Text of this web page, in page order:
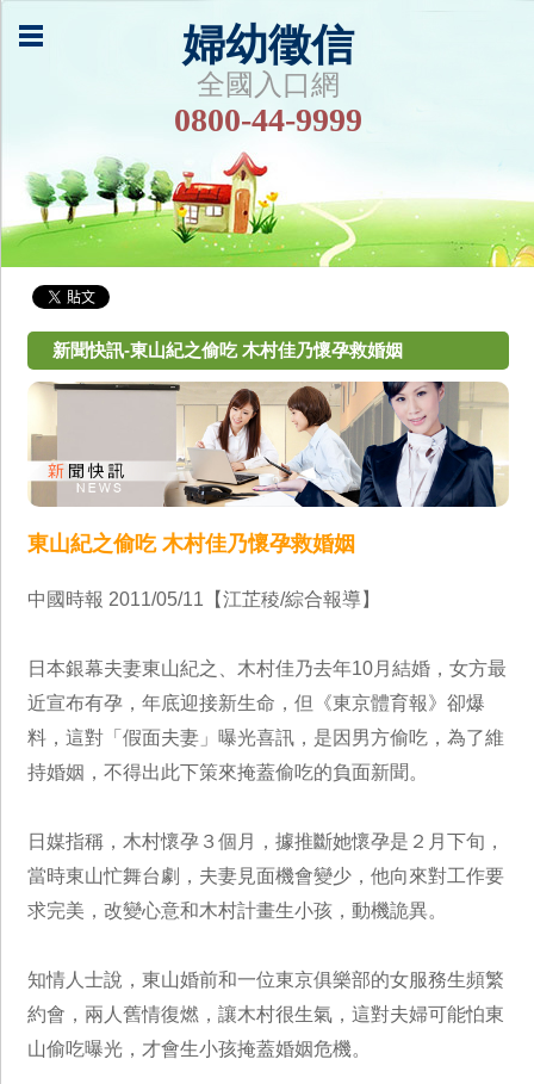
婦幼徵信
全國入口網
0800-44-9999
新聞快訊-東山紀之偷吃 木村佳乃懷孕救婚姻
東山紀之偷吃 木村佳乃懷孕救婚姻
中國時報 2011/05/11【江芷稜/綜合報導】
日本銀幕夫妻東山紀之、木村佳乃去年10月結婚，女方最
近宣布有孕，年底迎接新生命，但《東京體育報》卻爆
料，這對「假面夫妻」曝光喜訊，是因男方偷吃，為了維
持婚姻，不得出此下策來掩蓋偷吃的負面新聞。
日媒指稱，木村懷孕３個月，據推斷她懷孕是２月下旬，
當時東山忙舞台劇，夫妻見面機會變少，他向來對工作要
求完美，改變心意和木村計畫生小孩，動機詭異。
知情人士說，東山婚前和一位東京俱樂部的女服務生頻繁
約會，兩人舊情復燃，讓木村很生氣，這對夫婦可能怕東
山偷吃曝光，才會生小孩掩蓋婚姻危機。